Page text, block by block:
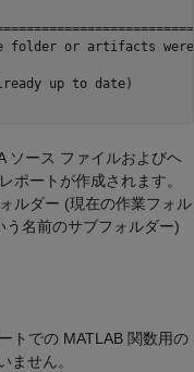
folder or artifacts were
up to date)
ソース ファイルおよびヘ
ポートが作成されます。
ルダー (現在の作業フォル
う名前のサブフォルダー)
トでの MATLAB 関数用の
ません。